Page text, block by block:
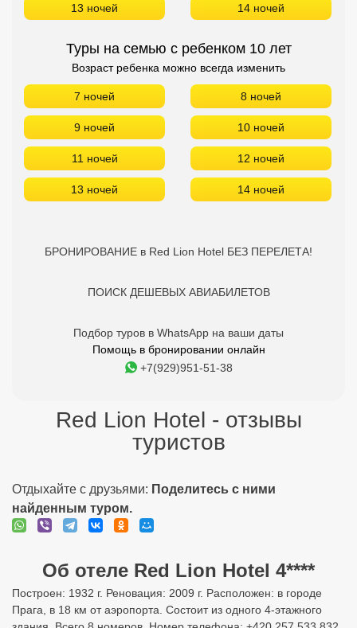
13 ночей 14 ночей
Туры на семью с ребенком 10 лет
Возраст ребенка можно всегда изменить
7 ночей 8 ночей
9 ночей 10 ночей
11 ночей 12 ночей
13 ночей 14 ночей
БРОНИРОВАНИЕ в Red Lion Hotel БЕЗ ПЕРЕЛЕТА!
ПОИСК ДЕШЕВЫХ АВИАБИЛЕТОВ
Подбор туров в WhatsApp на ваши даты
Помощь в бронировании онлайн
+7(929)951-51-38
Red Lion Hotel - отзывы
туристов
Отдыхайте с друзьями: Поделитесь с ними
найденным туром.
Об отеле Red Lion Hotel 4****
Построен: 1932 г. Реновация: 2009 г. Расположен: в городе
Прага, в 18 км от аэропорта. Состоит из одного 4-этажного